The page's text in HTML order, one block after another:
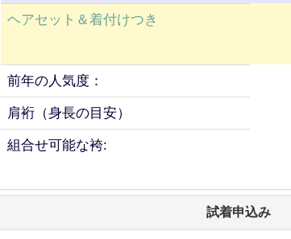
ヘアセット＆着付けつき
前年の人気度：
肩裄（身長の目安）
組合せ可能な袴:
試着申込み